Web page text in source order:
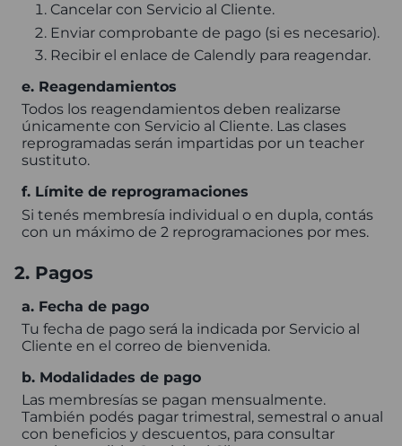
Cancelar con Servicio al Cliente.
Enviar comprobante de pago (si es necesario).
Recibir el enlace de Calendly para reagendar.
e. Reagendamientos
Todos los reagendamientos deben realizarse
únicamente con Servicio al Cliente. Las clases
reprogramadas serán impartidas por un teacher
sustituto.
f. Límite de reprogramaciones
Si tenés membresía individual o en dupla, contás
con un máximo de 2 reprogramaciones por mes.
2. Pagos
a. Fecha de pago
Tu fecha de pago será la indicada por Servicio al
Cliente en el correo de bienvenida.
b. Modalidades de pago
Las membresías se pagan mensualmente.
También podés pagar trimestral, semestral o anual
con beneficios y descuentos, para consultar